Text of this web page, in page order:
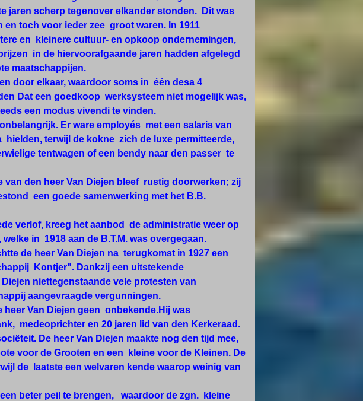
jaren scherp tegenover elkander stonden. Dit was
toch voor ieder zee groot waren. In 1911
en kleinere cultuur- en opkoop ondernemingen,
in de hiervoorafgaande jaren hadden afgelegd
maatschappijen.
door elkaar, waardoor soms in één desa 4
Dat een goedkoop werksysteem niet mogelijk was,
een modus vivendi te vinden.
Er ware employés met een salaris van
hielden, terwijl de kokne zich de luxe permitteerde,
tentwagen of een bendy naar den passer te
den heer Van Diejen bleef rustig doorwerken; zij
een goede samenwerking met het B.B.
verlof, kreeg het aanbod de administratie weer op
in 1918 aan de B.T.M. was overgegaan.
de heer Van Diejen na terugkomst in 1927 een
Kontjer". Dankzij een uitstekende
niettegenstaande vele protesten van
aangevraagde vergunningen.
Van Diejen geen onbekende.Hij was
medeoprichter en 20 jaren lid van den Kerkeraad.
De heer Van Diejen maakte nog den tijd mee,
voor de Grooten en een kleine voor de Kleinen. De
de laatste een welvaren kende waarop weinig van
beter peil te brengen, waardoor de zgn. kleine